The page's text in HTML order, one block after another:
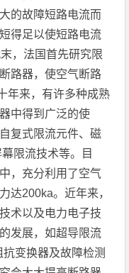
的故障短路电流而
得足以使短路电流
，法国首先研究限
路器，使空气断路
年来，有许多种成熟
中得到广泛的使
复式限流元件、磁
限流技术等。目
，充分利用了空气
达200ka。近年来，
术以及电力电子技
发展，如超导限流
变换器及故障检测